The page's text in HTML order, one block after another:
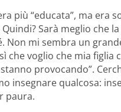
più “educata”, ma era
Sarà meglio che
Non mi sembra un
che voglio che mia figlia
provocando”.
insegnare qualcosa:
paura.